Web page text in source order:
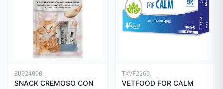
BU924000
SNACK CREMOSO CON
TXVF2260
VETFOOD FOR CALM